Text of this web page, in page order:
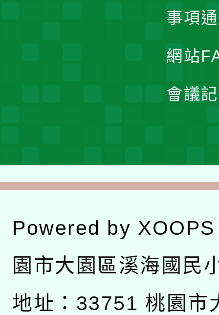
事項
網站
會議
Powered by XOOPS
園市大園區溪海國民
地址： 33751 桃園市